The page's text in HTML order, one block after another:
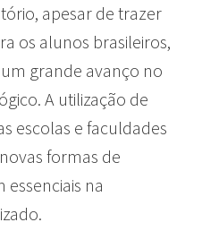
apesar de trazer
os alunos brasileiros,
grande avanço no
A utilização de
escolas e faculdades
formas de
na